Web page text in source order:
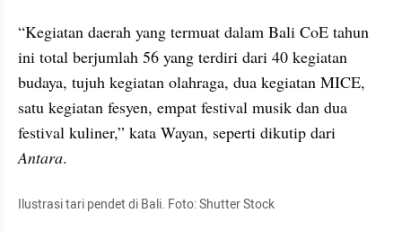
“Kegiatan daerah yang termuat dalam Bali CoE tahun
ini total berjumlah 56 yang terdiri dari 40 kegiatan
budaya, tujuh kegiatan olahraga, dua kegiatan MICE,
satu kegiatan fesyen, empat festival musik dan dua
Antara.
Ilustrasi tari pendet di Bali. Foto: Shutter Stock